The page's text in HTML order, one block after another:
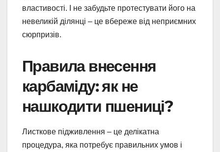
властивості. І не забудьте протестувати його на
невеликій ділянці – це вбереже від неприємних
сюрпризів.
Правила внесення
карбаміду: як не
нашкодити пшениці?
Листкове підживлення – це делікатна
процедура, яка потребує правильних умов і